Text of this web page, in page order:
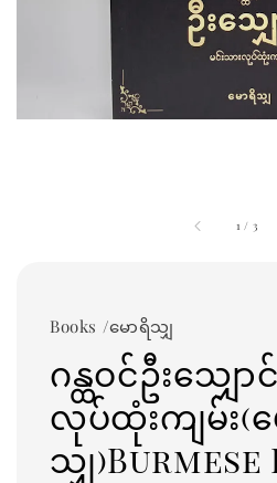
1 / 3
Books /မောရိသျှ
ဂန္ထဝင်ဦးသျှော
လုပ်ထုံးကျမ်း(မ
သျှ)Burmese